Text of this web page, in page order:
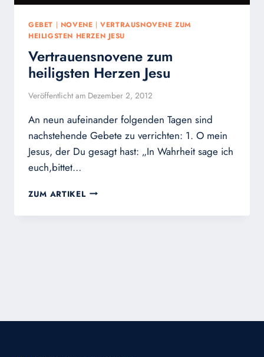
GEBET | NOVENE |VERTRAUSNOVENE ZUM
HEILIGSTEN HERZEN JESU
Vertrauensnovene zum
heiligsten Herzen Jesu
Veröffentlicht am Dezember 2, 2012
An neun aufeinander folgenden Tagen sind
nachstehende Gebete zu verrichten: 1. O mein
Jesus, der Du gesagt hast: „In Wahrheit sage ich
euch,bittet…
ZUM ARTIKEL VERTRAUENSNOVENE
HEILIGSTEN